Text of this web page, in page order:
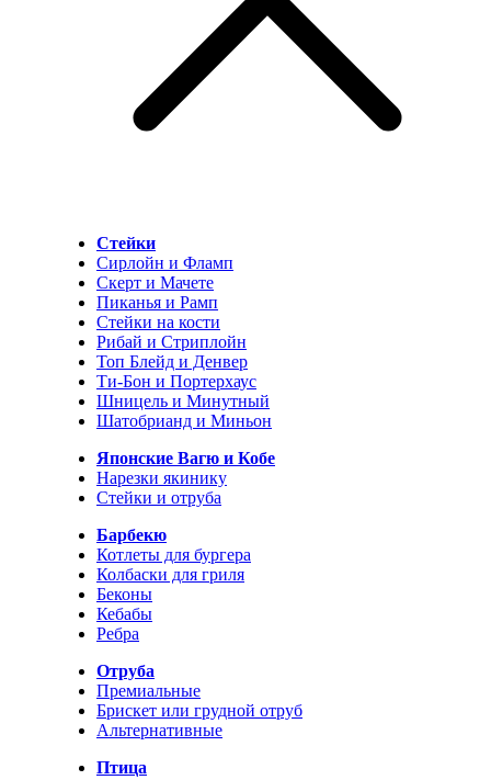
Стейки
Сирлойн и Фламп
Скерт и Мачете
Пиканья и Рамп
Стейки на кости
Рибай и Стриплойн
Топ Блейд и Денвер
Ти-Бон и Портерхаус
Шницель и Минутный
Шатобрианд и Миньон
Японские Вагю и Кобе
Нарезки якинику
Стейки и отруба
Барбекю
Котлеты для бургера
Колбаски для гриля
Беконы
Кебабы
Ребра
Отруба
Премиальные
Брискет или грудной отруб
Альтернативные
Птица